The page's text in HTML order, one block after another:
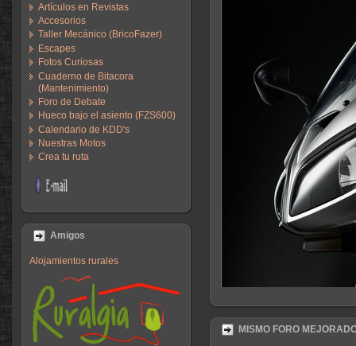
Artículos en Revistas
Accesorios
Taller Mecánico (BricoFazer)
Escapes
Fotos Curiosas
Cuaderno de Bitacora
(Mantenimiento)
Foro de Debate
Hueco bajo el asiento (FZS600)
Calendario de KDD's
Nuestras Motos
Crea tu ruta
Amigos
Alojamientos rurales
MISMO FORO